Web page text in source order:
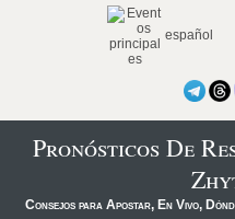
español
Pronósticos De
Consejos para Apostar, En Vivo,